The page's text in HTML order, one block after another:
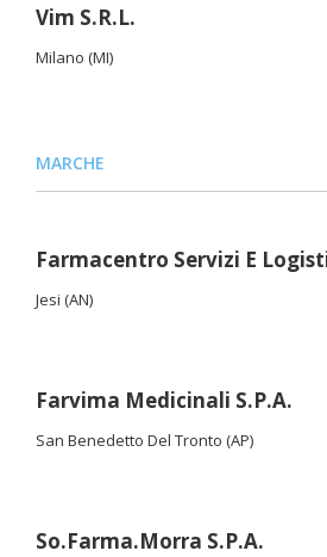
Vim S.R.L.
Milano (MI)
MARCHE
Farmacentro Servizi E
Jesi (AN)
Farvima Medicinali S.P.A.
San Benedetto Del Tronto (AP)
So.Farma.Morra S.P.A.